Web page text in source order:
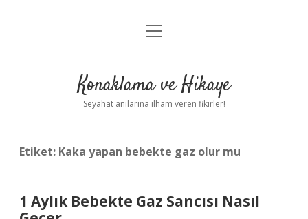
Anasayfa
Yasal Uyarı
menüyü
Konaklama ve Hikaye
Seyahat anılarına ilham veren fikirler!
Etiket: Kaka yapan bebekte gaz olur mu
1 Aylık Bebekte Gaz Sancısı Nasıl